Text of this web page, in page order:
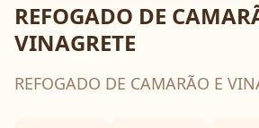
REFOGADO DE
VINAGRETE
REFOGADO DE CAMARÃO E